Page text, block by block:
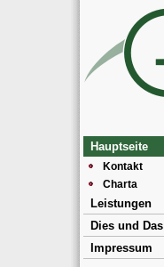
Hauptseite
Kontakt
Charta
Leistungen
Dies und Das
Impressum